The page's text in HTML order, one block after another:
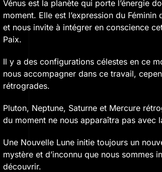
Vénus est la planète qui porte l’énergie
moment. Elle est l’expression du
et nous invite à intégrer en conscience
Paix.
Il y a des configurations célestes en ce
nous accompagner dans ce travail,
rétrogrades.
Pluton, Neptune, Saturne et Mercure
du moment ne nous apparaîtra pas avec
Une Nouvelle Lune initie toujours un
mystère et d’inconnu que nous sommes
découvrir.